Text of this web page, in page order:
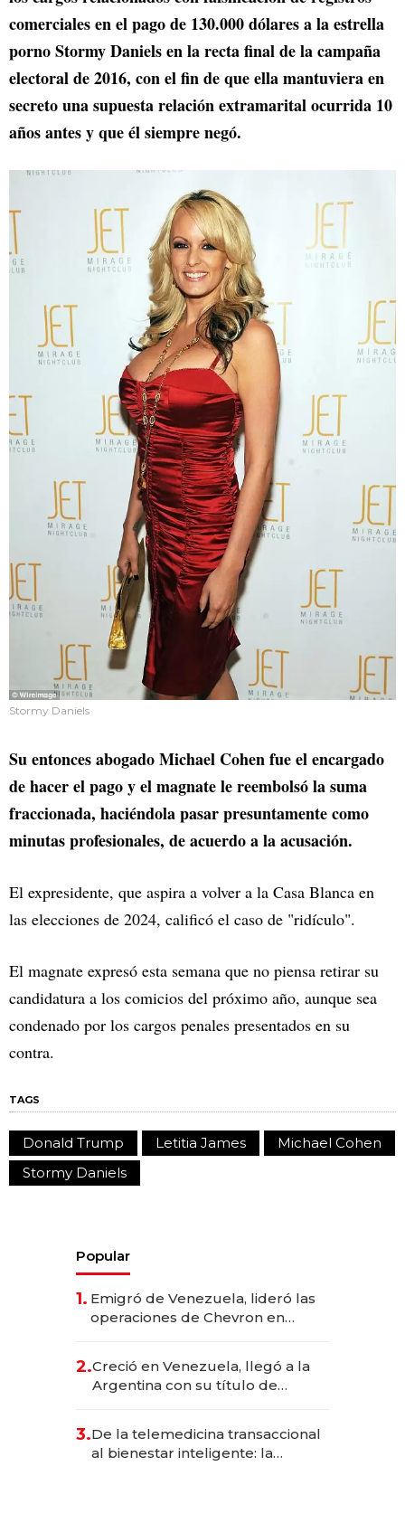
comerciales en el pago de 130.000 dólares a la estrella
porno Stormy Daniels en la recta final de la campaña
electoral de 2016, con el fin de que ella mantuviera en
secreto una supuesta relación extramarital ocurrida 10
años antes y que él siempre negó.
Stormy Daniels
Su entonces abogado Michael Cohen fue el encargado
de hacer el pago y el magnate le reembolsó la suma
fraccionada, haciéndola pasar presuntamente como
minutas profesionales, de acuerdo a la acusación.
El expresidente, que aspira a volver a la Casa Blanca en
las elecciones de 2024, calificó el caso de "ridículo".
El magnate expresó esta semana que no piensa retirar su
candidatura a los comicios del próximo año, aunque sea
condenado por los cargos penales presentados en su
contra.
TAGS
Donald Trump Letitia James
Michael Cohen
Stormy Daniels
Popular
1. Emigró de Venezuela, lideró las
operaciones de Chevron en
2.Creció en Venezuela, llegó a la
Argentina con su título de
las marcas "fast premium"
3.De la telemedicina transaccional
al bienestar inteligente: la